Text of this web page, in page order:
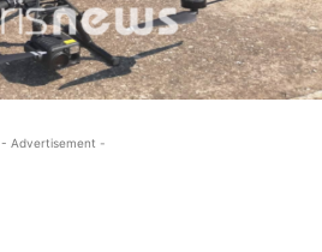
- Advertisement -